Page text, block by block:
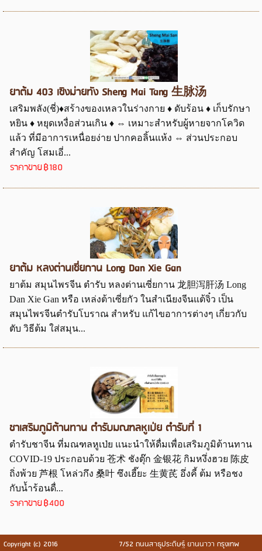
ยาต้ม 403 เซิงม่ายทัง Sheng Mai Tang 生脉汤
เสริมพลัง(ชี่)♦สร้างของเหลวในร่างกาย ♦ ดับร้อน ♦ เก็บรักษา
หยิน ♦ หยุดเหงื่อส่วนเกิน ♦ ⇔ เหมาะสำหรับผู้หายจากโควิด
แล้ว ที่มีอาการเหนื่อยง่าย ปากคอลิ้นแห้ง ⇔ ส่วนประกอบ
สำคัญ โสมเอี่...
ราคาขาย฿180
ยาต้ม หลงต่านเซี่ยกาน Long Dan Xie Gan
ยาต้ม สมุนไพรจีน ตำรับ หลงต่านเซี่ยกาน 龙胆泻肝汤 Long
Dan Xie Gan หรือ เหล่งต้าเซี่ยกัว ในสำเนียงจีนแต้จิ๋ว เป็น
สมุนไพรจีนตำรับโบราณ สำหรับ แก้ไขอาการต่างๆ เกี่ยวกับ
ตับ วิธีต้ม ใส่สมุน...
ชาเสริมภูมิต้านทาน ตำรับมณฑลหูเป่ย ตำรับที่ 1
ตำรับชาจีน ที่มณฑลหูเป่ย แนะนำให้ดื่มเพื่อเสริมภูมิต้านทาน
COVID-19 ประกอบด้วย 苍术 ชังตุ๊ก 金银花 กิมหงึ่งฮวย 陈皮
ถิ่งพ้วย 芦根 โหล่วกึง 桑叶 ซึงเฮี๊ยะ 生黄芪 อึ่งคี้ ต้ม หรือชง
กับน้ำร้อนดื่...
ราคาขาย฿400
Copyright (c) 2016 7/52 ถนนสาธุประดิษฐ์ ยานนาวา กรุงเทพ